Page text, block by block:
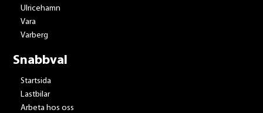
Ulricehamn
Vara
Varberg
Snabbval
Startsida
Lastbilar
Arbeta hos oss